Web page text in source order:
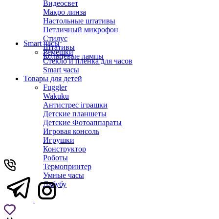
Видеосвет
Макро линза
Настольные штативы
Петличный микрофон
Стилус
Штативы
Кольцевые лампы
Smart часы
Ремешки
Стекло и пленка для часов
Smart часы
Товары для детей
Fuggler
Wakuku
Антистрес іграшки
Детские планшеты
Детские Фотоаппараты
Игровая консоль
Игрушки
Конструктор
Роботы
Термопринтер
Умные часы
Лабубу